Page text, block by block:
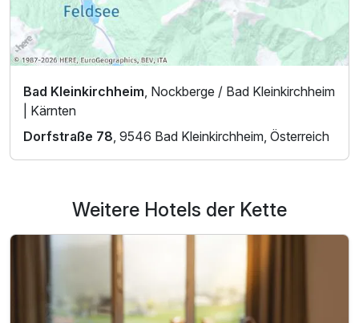
Bad Kleinkirchheim, Nockberge / Bad Kleinkirchheim
| Kärnten
Dorfstraße 78, 9546 Bad Kleinkirchheim, Österreich
Weitere Hotels der Kette